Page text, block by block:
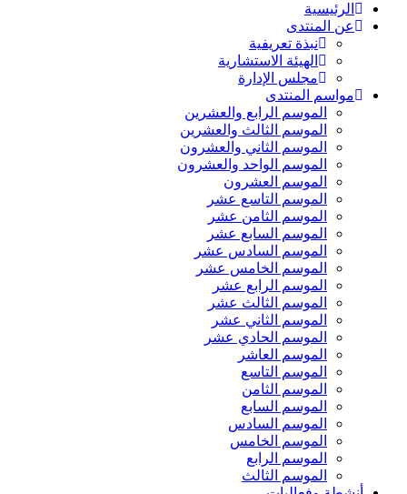
الرئيسية
عن المنتدى
نبذة تعريفية
الهيئة الاستشارية
مجلس الإدارة
مواسم المنتدى
الموسم الرابع والعشرين
الموسم الثالث والعشرين
الموسم الثاني والعشرون
الموسم الواحد والعشرون
الموسم العشرون
الموسم التاسع عشر
الموسم الثامن عشر
الموسم السابع عشر
الموسم السادس عشر
الموسم الخامس عشر
الموسم الرابع عشر
الموسم الثالث عشر
الموسم الثاني عشر
الموسم الحادي عشر
الموسم العاشر
الموسم التاسع
الموسم الثامن
الموسم السابع
الموسم السادس
الموسم الخامس
الموسم الرابع
الموسم الثالث